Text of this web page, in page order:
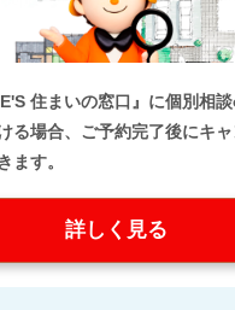
住まいの窓口』に個別相
る場合、ご予約完了後にキ
ます。
詳しく見る